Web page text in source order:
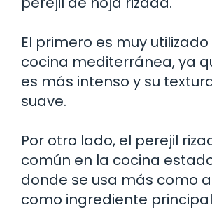
El primero es muy utilizado
cocina mediterránea, ya
es más intenso y su
suave.
Por otro lado, el perejil
común en la cocina
donde se usa más como
como ingrediente